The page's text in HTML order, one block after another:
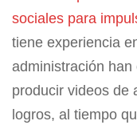
sociales para
tiene experiencia
administración
producir videos de
logros, al tiempo